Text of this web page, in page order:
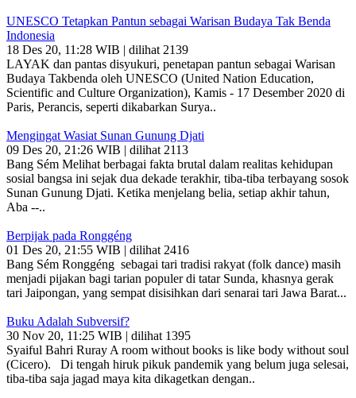
UNESCO Tetapkan Pantun sebagai Warisan Budaya Tak Benda
Indonesia
18 Des 20, 11:28 WIB | dilihat 2139
LAYAK dan pantas disyukuri, penetapan pantun sebagai Warisan
Budaya Takbenda oleh UNESCO (United Nation Education,
Scientific and Culture Organization), Kamis - 17 Desember 2020 di
Paris, Perancis, seperti dikabarkan Surya..
Mengingat Wasiat Sunan Gunung Djati
09 Des 20, 21:26 WIB | dilihat 2113
Bang Sém Melihat berbagai fakta brutal dalam realitas kehidupan
sosial bangsa ini sejak dua dekade terakhir, tiba-tiba terbayang sosok
Sunan Gunung Djati. Ketika menjelang belia, setiap akhir tahun,
Aba --..
Berpijak pada Ronggéng
01 Des 20, 21:55 WIB | dilihat 2416
Bang Sém Ronggéng sebagai tari tradisi rakyat (folk dance) masih
menjadi pijakan bagi tarian populer di tatar Sunda, khasnya gerak
tari Jaipongan, yang sempat disisihkan dari senarai tari Jawa Barat...
Buku Adalah Subversif?
30 Nov 20, 11:25 WIB | dilihat 1395
Syaiful Bahri Ruray A room without books is like body without soul
(Cicero). Di tengah hiruk pikuk pandemik yang belum juga selesai,
tiba-tiba saja jagad maya kita dikagetkan dengan..